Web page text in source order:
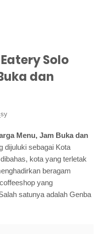
Solo
dan
Menu, Jam Buka dan
dijuluki sebagai Kota
kota yang terletak
beragam
yang
satunya adalah Genba